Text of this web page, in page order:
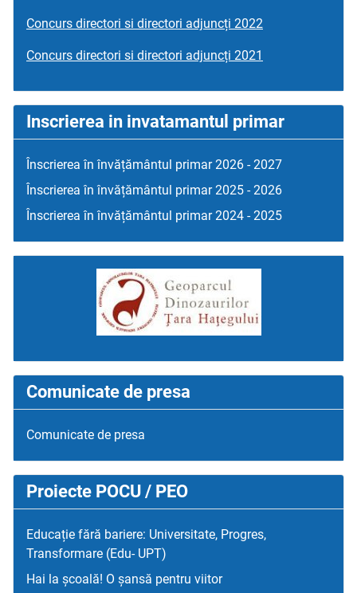
Concurs directori si directori adjuncți 2022
Concurs directori si directori adjuncți 2021
Inscrierea in invatamantul primar
Înscrierea în învățământul primar 2026 - 2027
Înscrierea în învățământul primar 2025 - 2026
Înscrierea în învățământul primar 2024 - 2025
Comunicate de presa
Comunicate de presa
Proiecte POCU / PEO
Educație fără bariere: Universitate, Progres,
Transformare (Edu- UPT)
Hai la școală! O șansă pentru viitor